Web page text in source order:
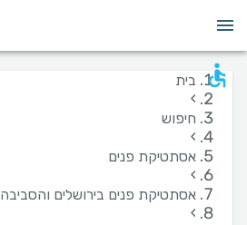
בית
›
חיפוש
›
אסתטיקת פנים
›
אסתטיקת פנים בירושלים והסביבה
›